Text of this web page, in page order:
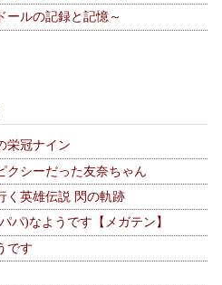
ルの記録と記憶～
栄冠ナイン
クシーだった友奈ちゃん
く英雄伝説 閃の軌跡
パ)なようです【メガテン】
です